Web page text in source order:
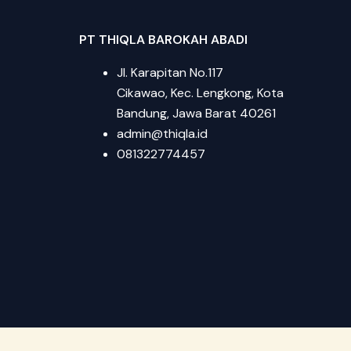
PT THIQLA BAROKAH ABADI
Jl. Karapitan No.117
Cikawao, Kec. Lengkong, Kota
Bandung, Jawa Barat 40261
admin@thiqla.id
081322774457